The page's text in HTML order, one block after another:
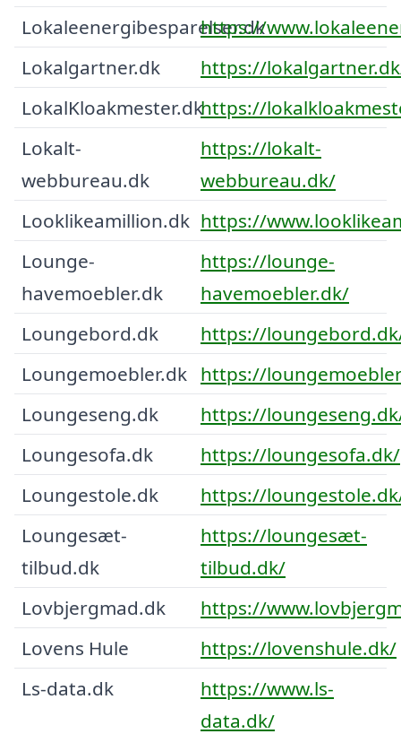
Lokaleenergibesparelser.dk
https://
Lokalgartner.dk
https://
LokalKloakmester.dkhttps://
Lokalt-
webbureau.dk
https://lokalt-
webbureau.dk/
Looklikeamillion.dk https://
Lounge-
havemoebler.dk
https://lounge-
havemoebler.dk/
Loungebord.dk
https://
Loungemoebler.dk https://
Loungeseng.dk
https://
Loungesofa.dk
https://loungesofa.dk/
Loungestole.dk
https://
Loungesæt-
tilbud.dk
https://loungesæt-
tilbud.dk/
Lovbjergmad.dk
https://
Lovens Hule
https://lovenshule.dk/
Ls-data.dk
https://www.ls-
data.dk/